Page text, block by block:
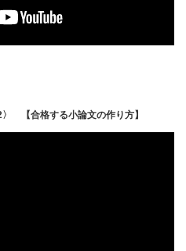
【合格する小論文の作り方】